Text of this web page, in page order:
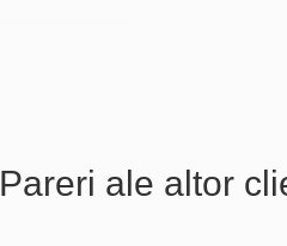
Pareri ale altor